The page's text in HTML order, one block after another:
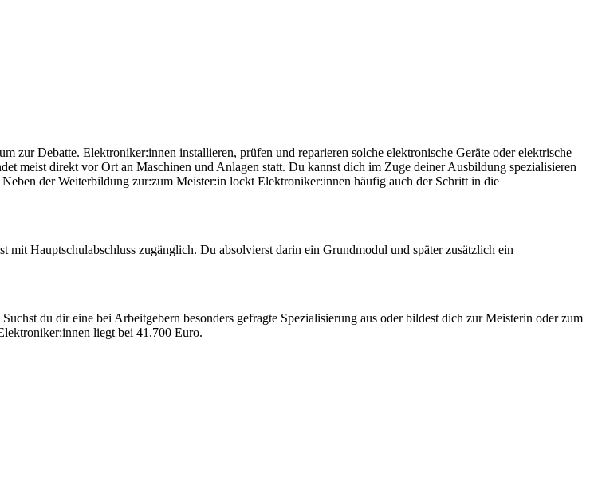
zur Debatte. Elektroniker:innen installieren, prüfen und reparieren solche elektronische Geräte oder elektrische
meist direkt vor Ort an Maschinen und Anlagen statt. Du kannst dich im Zuge deiner Ausbildung spezialisieren
der Weiterbildung zur:zum Meister:in lockt Elektroniker:innen häufig auch der Schritt in die
Hauptschulabschluss zugänglich. Du absolvierst darin ein Grundmodul und später zusätzlich ein
du dir eine bei Arbeitgebern besonders gefragte Spezialisierung aus oder bildest dich zur Meisterin oder zum
liegt bei 41.700 Euro.